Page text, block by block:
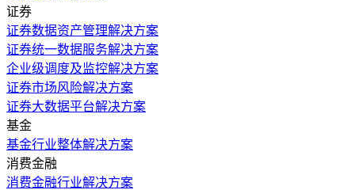
证券
证券数据资产管理解决方案
证券统一数据服务解决方案
企业级调度及监控解决方案
证券市场风险解决方案
证券大数据平台解决方案
基金
基金行业整体解决方案
消费金融
消费金融行业解决方案